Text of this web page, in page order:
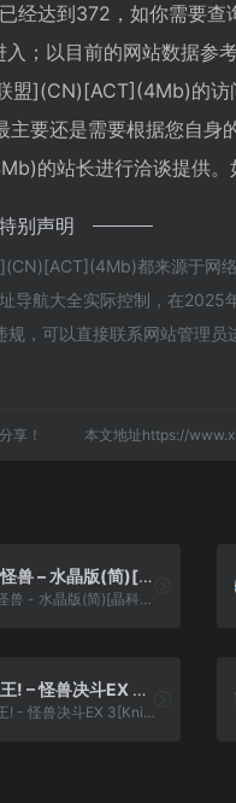
达到372，如你需要查
入；以目前的网站数据参
盟](CN)[ACT](4Mb)的访
要还是需要根据您自身
的站长进行洽谈提供。
别声明
都来源于网
导航大全实际控制，在2025
，可以直接联系网站管理
享！ 本文地址https://
口袋怪兽 – 水晶版(简)[晶科泰](CN)[RPG](8Mb)
口袋怪兽 - 水晶版(简)[晶科泰](CN)[RPG](8Mb)
游戏王! – 怪兽决斗EX 3[Knightsan](简)(JP)(128Mb)
游戏王! - 怪兽决斗EX 3[Knightsan](简)(JP)(128Mb)